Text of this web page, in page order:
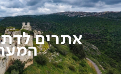
אתרים